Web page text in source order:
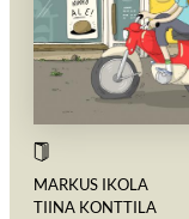
MARKUS IKOLA
TIINA KONTTILA